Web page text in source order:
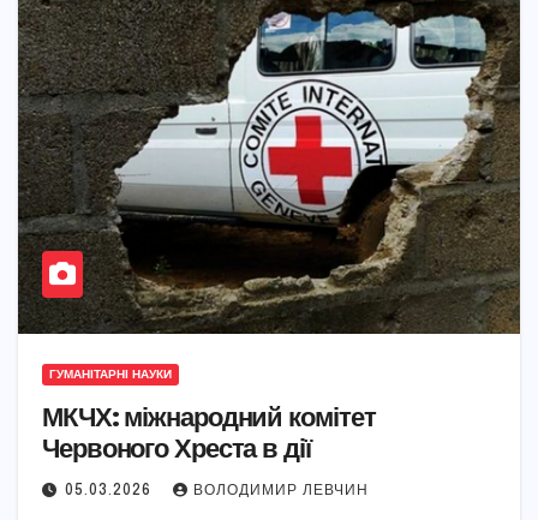
ГУМАНІТАРНІ НАУКИ
МКЧХ: міжнародний комітет
Червоного Хреста в дії
05.03.2026 ВОЛОДИМИР ЛЕВЧИН